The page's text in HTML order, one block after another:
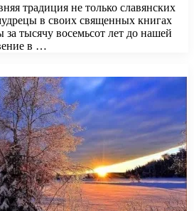
традиция не только славянских
в своих священных книгах
тысячу восемьсот лет до нашей
в …